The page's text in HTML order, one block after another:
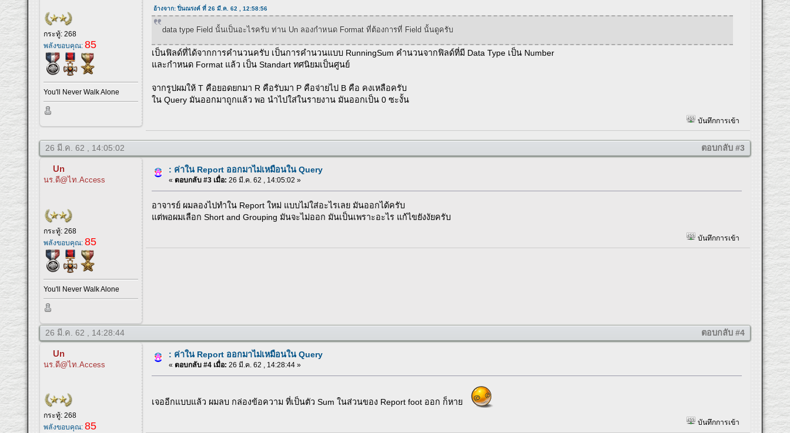
กระทู้: 268
พลังขอบคุณ:85
You'll Never Walk Alone
อ้างจาก: ปิ่นณรงค์ ที่ 26 มี.ค. 62 , 12:58:56
data type Field นั้นเป็นอะไรครับ ท่าน Un ลองกำหนด Format ที่ต้องการที่ Field นั้นดูครับ
เป็นฟิลด์ที่ได้จากการคำนวนครับ เป็นการคำนวนแบบ RunningSum คำนวนจากฟิลด์ที่มี Data Type เป็น Number
และกำหนด Format แล้ว เป็น Standart ทศนิยมเป็นศูนย์
จากรูปผมให้ T คือยอดยกมา R คือรับมา P คือจ่ายไป B คือ คงเหลือครับ
ใน Query มันออกมาถูกแล้ว พอ นำไปใส่ในรายงาน มันออกเป็น 0 ซะงั้น
บันทึกการเข้า
26 มี.ค. 62 , 14:05:02 ตอบกลับ #3
Un
นร.ดี@ไท.Access
กระทู้: 268
พลังขอบคุณ:85
You'll Never Walk Alone
: ค่าใน Report ออกมาไม่เหมือนใน Query
« ตอบกลับ #3 เมื่อ: 26 มี.ค. 62 , 14:05:02 »
อาจารย์ ผมลองไปทำใน Report ใหม่ แบบไม่ใส่อะไรเลย มันออกได้ครับ
แต่พอผมเลือก Short and Grouping มันจะไม่ออก มันเป็นเพราะอะไร แก้ไขยังงัยครับ
บันทึกการเข้า
26 มี.ค. 62 , 14:28:44 ตอบกลับ #4
Un
นร.ดี@ไท.Access
กระทู้: 268
พลังขอบคุณ:85
: ค่าใน Report ออกมาไม่เหมือนใน Query
« ตอบกลับ #4 เมื่อ: 26 มี.ค. 62 , 14:28:44 »
เจออีกแบบแล้ว ผมลบ กล่องข้อความ ที่เป็นตัว Sum ในส่วนของ Report foot ออก ก็หาย
บันทึกการเข้า